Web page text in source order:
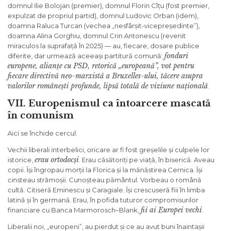
domnul Ilie Bolojan (premier), domnul Florin Cîțu (fost premier,
expulzat de propriul partid), domnul Ludovic Orban (idem),
doamna Raluca Turcan (vechea „nesfârșit-vicepreședinte”),
doamna Alina Gorghiu, domnul Crin Antonescu (revenit
miraculos la suprafață în 2025) — au, fiecare, dosare publice
diferite, dar urmează aceeași partitură comună: fonduri
europene, alianțe cu PSD, retorică „europeană”, vot pentru
fiecare directivă neo-marxistă a Bruxelles-ului, tăcere asupra
valorilor românești profunde, lipsă totală de viziune națională
VII. Europenismul ca întoarcere mascată
în comunism
Aici se închide cercul.
Vechii liberali interbelici, oricare ar fi fost greșelile și culpele lor
istorice, erau ortodocși . Erau căsătoriți pe viață, în biserică. Aveau
copii. Își îngropau morții la Florica și la mănăstirea Cernica. Își
cinsteau strămoșii. Cunoșteau pământul. Vorbeau o română
cultă. Citiseră Eminescu și Caragiale. Își crescuseră fiii în limba
latină și în germană. Erau, în pofida tuturor compromisurilor
financiare cu Banca Marmorosch–Blank, fii ai Europei vechi
Liberalii noi, „europeni”, au pierdut și ce au avut buni înaintașii